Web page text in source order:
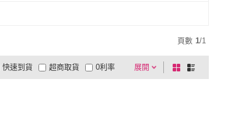
頁數 1/1
展開
有影片
電視購物
快速到貨 超商取貨 0利率
棋
盤
列